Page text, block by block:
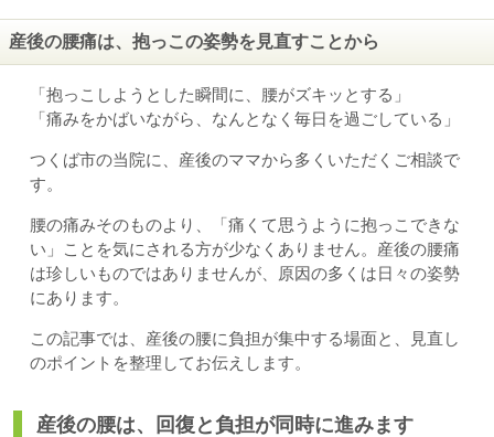
産後の腰痛は、抱っこの姿勢を見直すことから
「抱っこしようとした瞬間に、腰がズキッとする」
「痛みをかばいながら、なんとなく毎日を過ごしている」
つくば市の当院に、産後のママから多くいただくご相談で
す。
腰の痛みそのものより、「痛くて思うように抱っこできな
い」ことを気にされる方が少なくありません。産後の腰痛
は珍しいものではありませんが、原因の多くは日々の姿勢
にあります。
この記事では、産後の腰に負担が集中する場面と、見直し
のポイントを整理してお伝えします。
産後の腰は、回復と負担が同時に進みます